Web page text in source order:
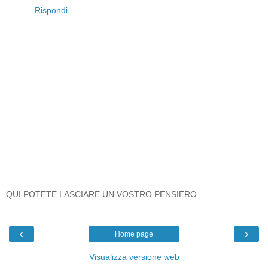
Rispondi
QUI POTETE LASCIARE UN VOSTRO PENSIERO
‹ ›
Home page
Visualizza versione web